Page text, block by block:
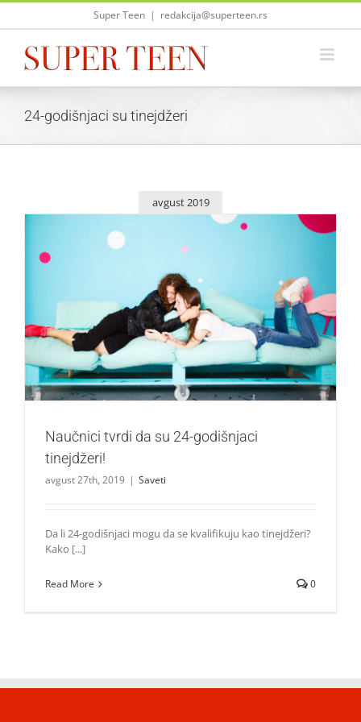
Skip
Super Teen | redakcija@superteen.rs
24-godišnjaci su tinejdžeri
avgust 2019
Naučnici tvrdi da su 24-godišnjaci tinejdžeri!
Saveti
Naučnici tvrdi da su 24-godišnjaci
tinejdžeri!
avgust 27th, 2019 | Saveti
Da li 24-godišnjaci mogu da se kvalifikuju kao tinejdžeri?
Kako [...]
Read More 0